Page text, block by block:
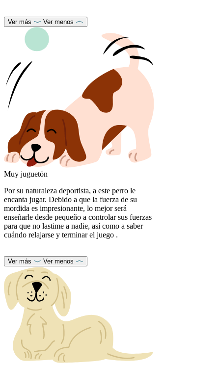
Ver más Ver menos
Muy juguetón
Por su naturaleza deportista, a este perro le
encanta jugar. Debido a que la fuerza de su
mordida es impresionante, lo mejor será
enseñarle desde pequeño a controlar sus fuerzas
para que no lastime a nadie, así como a saber
cuándo relajarse y terminar el juego .
Ver más Ver menos